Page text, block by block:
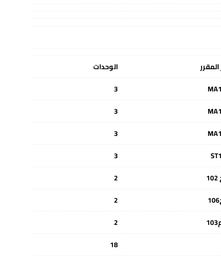
الوحدات
3
3
3
3
2
2
2
18